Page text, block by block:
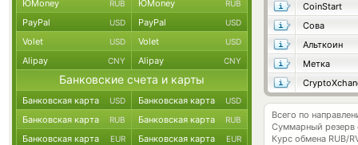
CoinStart
Сова
Альткоин
Метка
Всего по
Суммарный резерв
Курс обмена RUB/
ЮMoney RUB ЮMoney RUB
PayPal USD PayPal USD
Volet USD Volet USD
Alipay CNY Alipay CNY
Банковские счета и карты
Банковская карта USD Банковская карта USD
Банковская карта RUB Банковская карта RUB
Банковская карта EUR Банковская карта EUR